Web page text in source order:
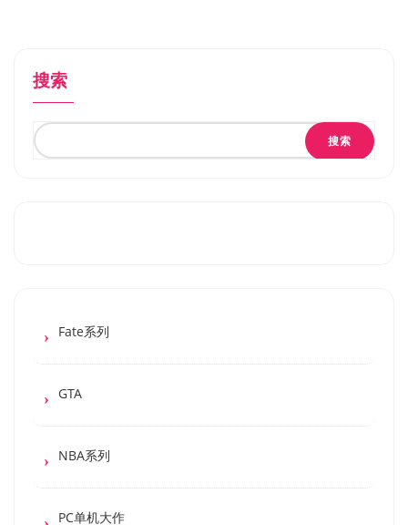
搜索
搜索
Fate系列
GTA
NBA系列
PC单机大作